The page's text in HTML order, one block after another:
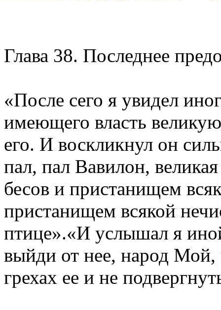
Глава 38. Последнее
«После сего я увидел
имеющего власть
его. И воскликнул он
пал, пал Вавилон,
бесов и пристанищем
пристанищем всякой
птице».«И услышал я
выйди от нее, народ Мой,
грехах ее и не